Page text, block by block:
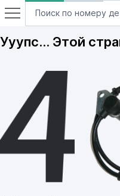
Ууупс… Этой